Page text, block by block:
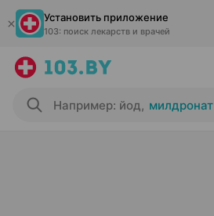
Установить приложение
103: поиск лекарств и врачей
Например: йод, милдронат